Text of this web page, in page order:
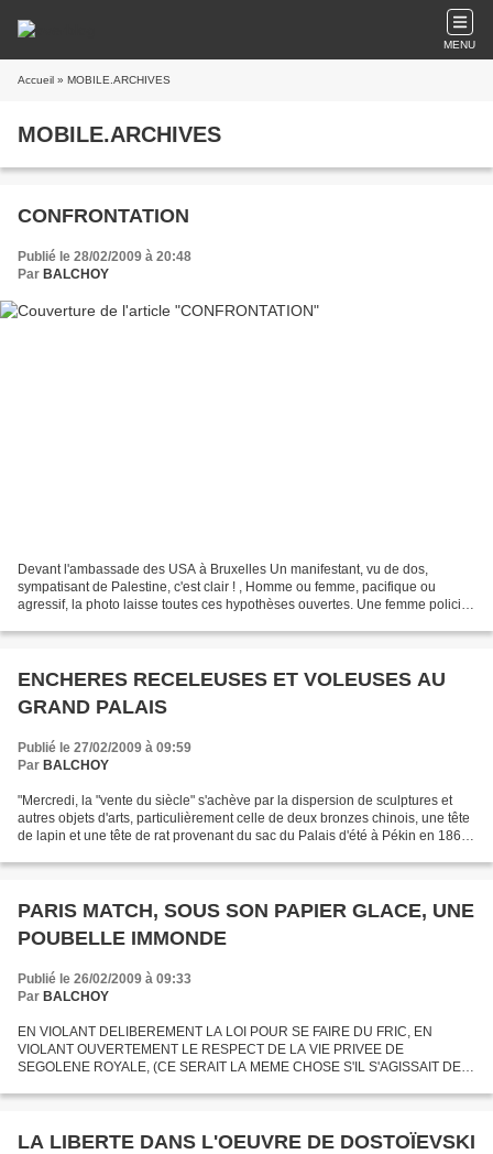
MENU
Accueil » MOBILE.ARCHIVES
MOBILE.ARCHIVES
CONFRONTATION
Publié le 28/02/2009 à 20:48
Par BALCHOY
Devant l'ambassade des USA à Bruxelles Un manifestant, vu de dos,
sympatisant de Palestine, c'est clair ! , Homme ou femme, pacifique ou
agressif, la photo laisse toutes ces hypothèses ouvertes. Une femme policier
ENCHERES RECELEUSES ET VOLEUSES AU
GRAND PALAIS
Publié le 27/02/2009 à 09:59
Par BALCHOY
"Mercredi, la "vente du siècle" s'achève par la dispersion de sculptures et
autres objets d'arts, particulièrement celle de deux bronzes chinois, une tête
de lapin et une tête de rat provenant du sac du Palais d'été à Pékin en 1860,
PARIS MATCH, SOUS SON PAPIER GLACE, UNE
POUBELLE IMMONDE
Publié le 26/02/2009 à 09:33
Par BALCHOY
EN VIOLANT DELIBEREMENT LA LOI POUR SE FAIRE DU FRIC, EN
VIOLANT OUVERTEMENT LE RESPECT DE LA VIE PRIVEE DE
SEGOLENE ROYALE, (CE SERAIT LA MEME CHOSE S'IL S'AGISSAIT DE
DEVRAIT ETRE CONDAMNE NON A UNE...
LA LIBERTE DANS L'OEUVRE DE DOSTOÏEVSKI